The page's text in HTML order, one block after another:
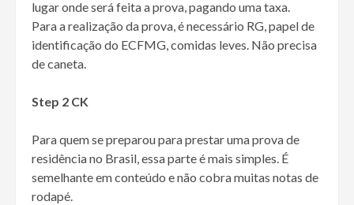
lugar onde será feita a prova, pagando uma taxa.
Para a realização da prova, é necessário RG, papel de
identificação do ECFMG, comidas leves. Não precisa
de caneta.
Step 2 CK
Para quem se preparou para prestar uma prova de
residência no Brasil, essa parte é mais simples. É
semelhante em conteúdo e não cobra muitas notas de
rodapé.